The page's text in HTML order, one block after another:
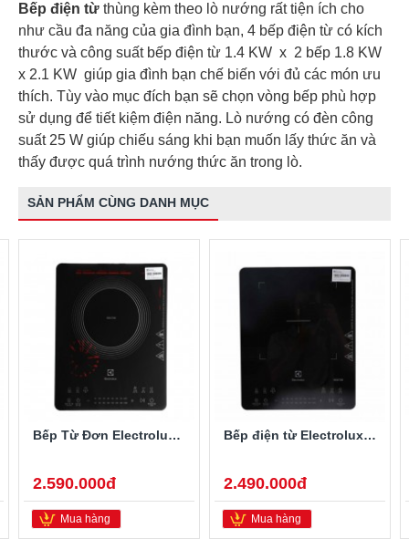
Bếp điện từ thùng kèm theo lò nướng rất tiện ích cho
như cầu đa năng của gia đình bạn, 4 bếp điện từ có kích
thước và công suất bếp điện từ 1.4 KW x 2 bếp 1.8 KW
x 2.1 KW giúp gia đình bạn chế biến với đủ các món ưu
thích. Tùy vào mục đích bạn sẽ chọn vòng bếp phù hợp
sử dụng để tiết kiệm điện năng. Lò nướng có đèn công
suất 25 W giúp chiếu sáng khi bạn muốn lấy thức ăn và
thấy được quá trình nướng thức ăn trong lò.
SẢN PHẨM CÙNG DANH MỤC
Bếp Từ Đơn Electrolux ETD42SKR
2.590.000đ
Mua hàng
Bếp điện từ Electrolux ETD42SKA
2.490.000đ
Mua hàng